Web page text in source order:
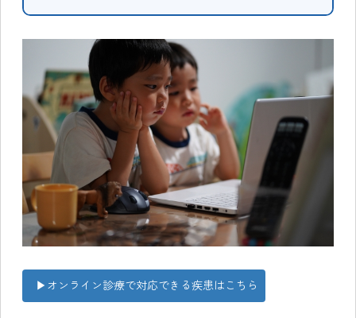
▶オンライン診療で対応できる疾患はこちら